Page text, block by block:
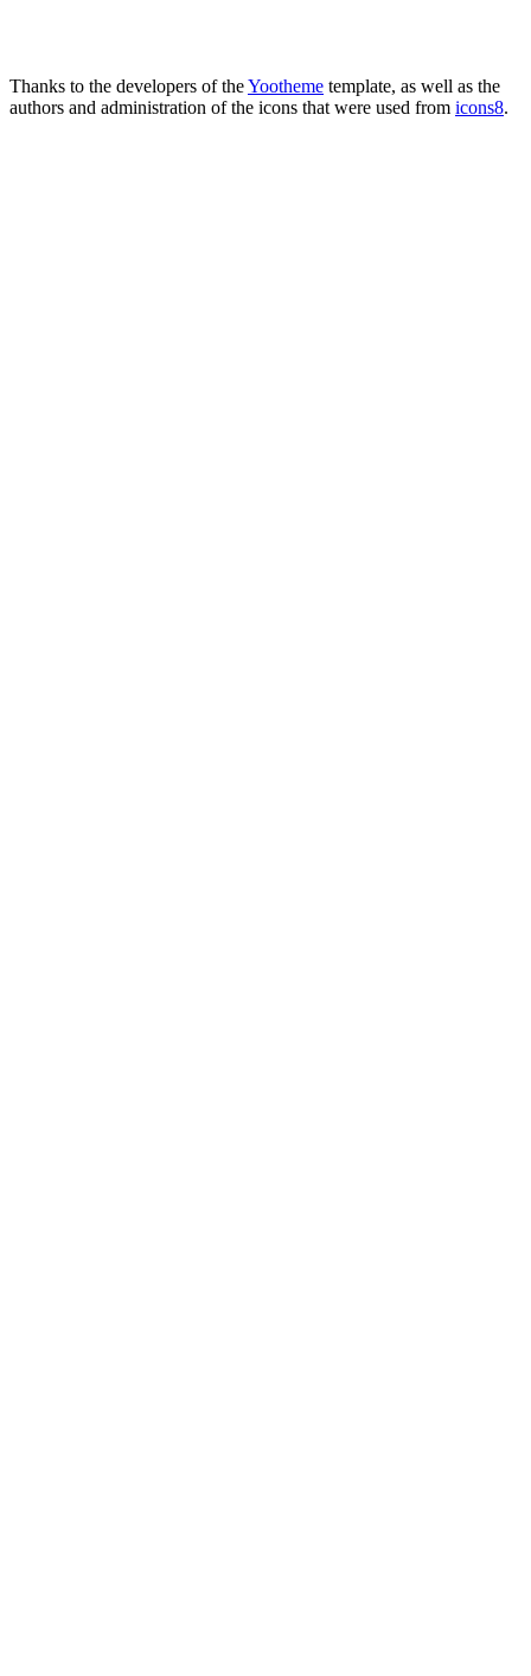
Thanks to the developers of theYootheme template, as well as the
authors and administration of the icons that were used from icons8.